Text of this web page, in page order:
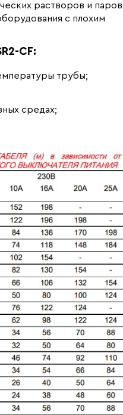
растворов и
с плохим
CF:
трубы;
средах;